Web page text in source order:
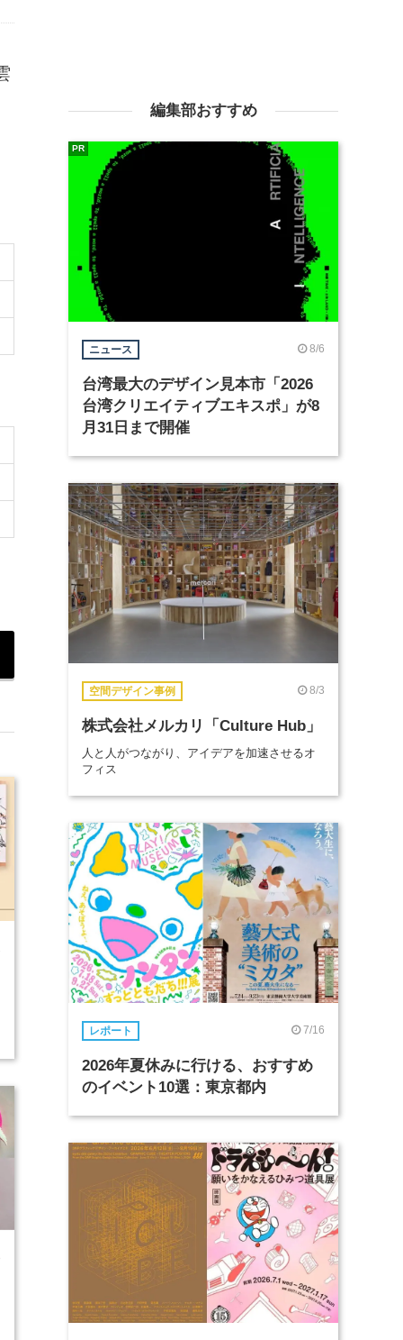
編集部おすすめ
ニュース 8/6
台湾最大のデザイン見本市「2026
台湾クリエイティブエキスポ」が8
月31日まで開催
PR
空間デザイン事例 8/3
株式会社メルカリ「Culture Hub」
人と人がつながり、アイデアを加速させるオ
フィス
レポート 7/16
2026年夏休みに行ける、おすすめ
のイベント10選：東京都内